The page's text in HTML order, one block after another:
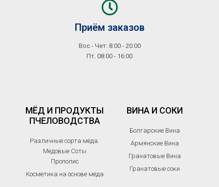
Приём заказов
Вос - Чет: 8:00 - 20:00
Пт. 08:00 - 16:00
МЁД И ПРОДУКТЫ
ПЧЕЛОВОДСТВА
Различные сорта мёда.
Медовые Соты
Прополис
Косметика на основе мёда
ВИНА И СОКИ
Болгарские Вина
Армянские Вина
Гранатовые Вина
Гранатовые соки